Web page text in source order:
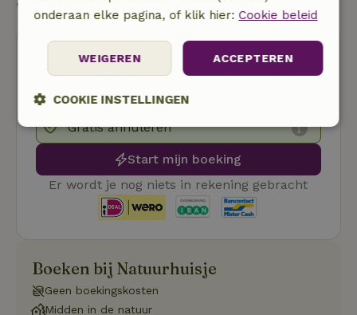
Gratis annuleren
Start mijn boeking
Er wordt je nog niets in rekening gebracht
Boeken bij Natuurhuisje
Geen boekingskosten
Midden in de natuur
onderaan elke pagina, of klik hier: Cookie beleid
ACCEPTEREN
WEIGEREN
COOKIE INSTELLINGEN
Strikt
noodzakelijk
Prestatie Targeting
Functioneel